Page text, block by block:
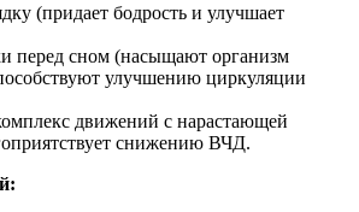
(придает бодрость и улучшает
перед сном (насыщают организм
улучшению циркуляции
движений с нарастающей
снижению ВЧД.